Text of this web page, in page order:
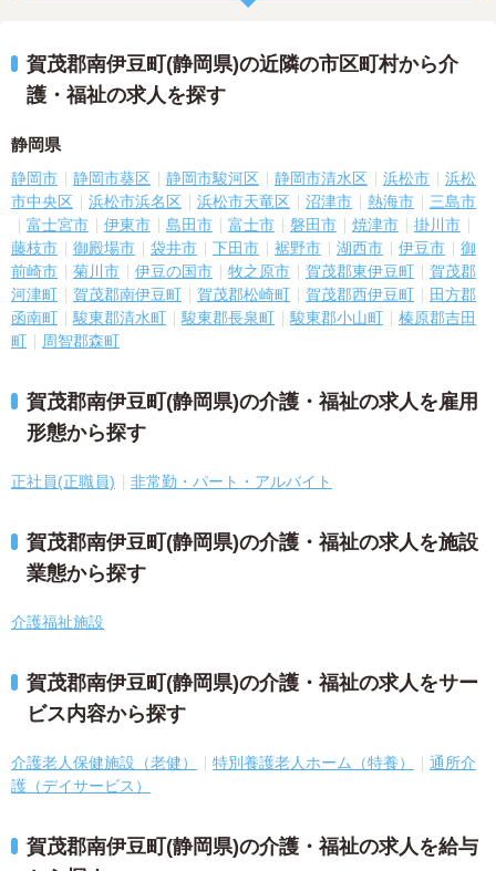
賀茂郡南伊豆町(静岡県)の近隣の市区町村から介
護・福祉の求人を探す
静岡県
静岡市 静岡市葵区 静岡市駿河区 静岡市清水区 浜松市
浜松
市中央区
浜松市浜名区 浜松市天竜区 沼津市 熱海市
三島市
富士宮市
伊東市 島田市 富士市 磐田市 焼津市
掛川市
藤枝市
御殿場市 袋井市 下田市 裾野市 湖西市 伊豆市
御
前崎市
菊川市 伊豆の国市 牧之原市 賀茂郡東伊豆町
賀茂郡
河津町
賀茂郡南伊豆町 賀茂郡松崎町 賀茂郡西伊豆町
田方郡
函南町
駿東郡清水町 駿東郡長泉町 駿東郡小山町
榛原郡吉田
町
周智郡森町
賀茂郡南伊豆町(静岡県)の介護・福祉の求人を雇用
形態から探す
正社員(正職員) 非常勤・パート・アルバイト
賀茂郡南伊豆町(静岡県)の介護・福祉の求人を施設
業態から探す
介護福祉施設
賀茂郡南伊豆町(静岡県)の介護・福祉の求人をサー
ビス内容から探す
介護老人保健施設（老健） 特別養護老人ホーム（特養）
通所介
護（デイサービス）
賀茂郡南伊豆町(静岡県)の介護・福祉の求人を給与